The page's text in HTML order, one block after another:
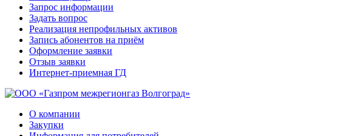
Запрос информации
Задать вопрос
Реализация непрофильных активов
Запись абонентов на приём
Оформление заявки
Отзыв заявки
Интернет-приемная ГД
О компании
Закупки